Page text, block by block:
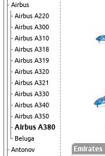
Airbus
Airbus A220
Airbus A300
Airbus A310
Airbus A318
Airbus A319
Airbus A320
Airbus A321
Airbus A330
Airbus A340
Airbus A350
Airbus A380
Beluga
Antonov
Emirates